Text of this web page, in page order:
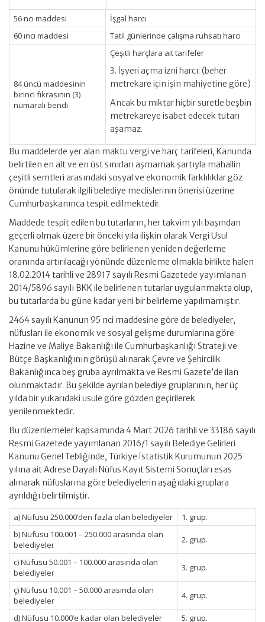
56 ncı maddesi
İşgal harcı
60 ıncı maddesi
Tatil günlerinde çalışma ruhsatı harcı
84 üncü maddesinin
birinci fıkrasının (3)
numaralı bendi
Çeşitli harçlara ait tarifeler
3. İşyeri açma izni harcı: (beher
metrekare için işin mahiyetine göre)
Ancak bu miktar hiçbir suretle beşbin
metrekareye isabet edecek tutarı
aşamaz.
Bu maddelerde yer alan maktu vergi ve harç tarifeleri, Kanunda
belirtilen en alt ve en üst sınırları aşmamak şartıyla mahallin
çeşitli semtleri arasındaki sosyal ve ekonomik farklılıklar göz
önünde tutularak ilgili belediye meclislerinin önerisi üzerine
Cumhurbaşkanınca tespit edilmektedir.
Maddede tespit edilen bu tutarların, her takvim yılı başından
geçerli olmak üzere bir önceki yıla ilişkin olarak Vergi Usul
Kanunu hükümlerine göre belirlenen yeniden değerleme
oranında artırılacağı yönünde düzenleme olmakla birlikte halen
18.02.2014 tarihli ve 28917 sayılı Resmi Gazetede yayımlanan
2014/5896 sayılı BKK ile belirlenen tutarlar uygulanmakta olup,
bu tutarlarda bu güne kadar yeni bir belirleme yapılmamıştır.
2464 sayılı Kanunun 95 nci maddesine göre de belediyeler,
nüfusları ile ekonomik ve sosyal gelişme durumlarına göre
Hazine ve Maliye Bakanlığı ile Cumhurbaşkanlığı Strateji ve
Bütçe Başkanlığının görüşü alınarak Çevre ve Şehircilik
Bakanlığınca beş gruba ayrılmakta ve Resmi Gazete’de ilan
olunmaktadır. Bu şekilde ayrılan belediye gruplarının, her üç
yılda bir yukarıdaki usule göre gözden geçirilerek
yenilenmektedir.
Bu düzenlemeler kapsamında 4 Mart 2026 tarihli ve 33186 sayılı
Resmi Gazetede yayımlanan 2016/1 sayılı Belediye Gelirleri
Kanunu Genel Tebliğinde, Türkiye İstatistik Kurumunun 2025
yılına ait Adrese Dayalı Nüfus Kayıt Sistemi Sonuçları esas
alınarak nüfuslarına göre belediyelerin aşağıdaki gruplara
ayrıldığı belirtilmiştir.
a) Nüfusu 250.000’den fazla olan belediyeler
1. grup.
b) Nüfusu 100.001 – 250.000 arasında olan
belediyeler
2. grup.
c) Nüfusu 50.001 – 100.000 arasında olan
belediyeler
3. grup.
ç) Nüfusu 10.001 – 50.000 arasında olan
belediyeler
4. grup.
d) Nüfusu 10.000’e kadar olan belediyeler 5. grup.